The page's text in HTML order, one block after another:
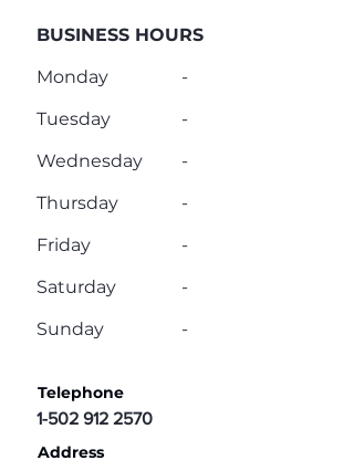
BUSINESS HOURS
Monday
-
Tuesday
-
Wednesday
-
Thursday
-
Friday
-
Saturday
-
Sunday
-
Telephone
1-502 912 2570
Address